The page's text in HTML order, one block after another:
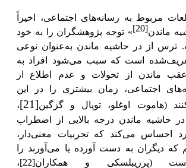
مربوط به رسانه‌های اجتماعی، اخیراً
ماندن[20]» توجه پژوهشگران را به خود
از در حاشیه ماندن به‌عنوان نوعی
تعریف‌شده است که سبب می‌شود افراد به
ماندن از تحولات و عدم اطلاع از
اجتماعی، زمان بیشتری را در این
(هاموت اوغلو، توپال و گزگین[21]،
حاشیه ماندن درجه بالایی از اضطراب
احساس می‌کند که تجربیات معنی‌دار،
دیگران به دست آورده یا می‌آورند را
(پرزیبلسکی و همکاران[22]،